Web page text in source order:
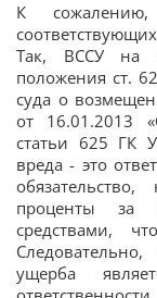
К
Так, ВССУ на
положения ст.
суда о
от 16.01.2013
статьи 625 ГК
вреда - это
проценты за
средствами,
ущерба